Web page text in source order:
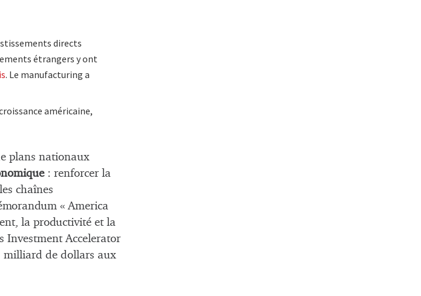
directs
étrangers y ont
. Le manufacturing a
américaine,
plans nationaux
: renforcer la
chaînes
« America
la productivité et la
Investment Accelerator
milliard de dollars aux